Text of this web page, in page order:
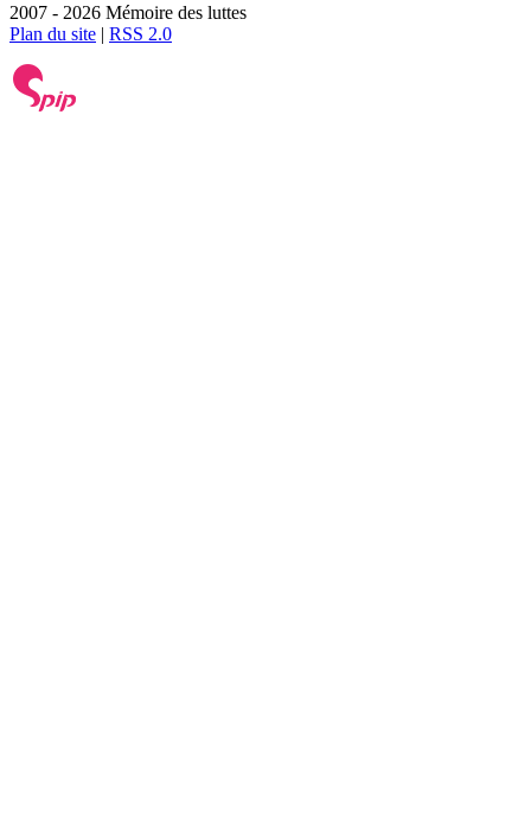
2007 - 2026 Mémoire des luttes
Plan du site | RSS 2.0